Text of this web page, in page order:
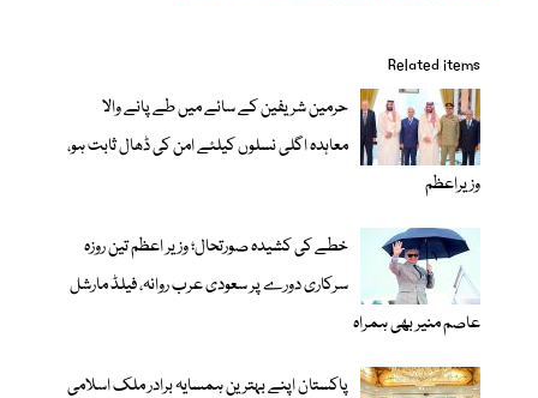
Related items
حرمین شریفین کے سائے میں طے پانے والا
معاہدہ اگلی نسلوں کیلئے امن کی ڈھال ثابت ہو،
وزیراعظم
خطے کی کشیدہ صورتحال؛ وزیر اعظم تین روزہ
سرکاری دورے پر سعودی عرب روانہ، فیلڈ مارشل
عاصم منیر بھی ہمراہ
پاکستان اپنے بہترین ہمسایہ برادر ملک اسلامی